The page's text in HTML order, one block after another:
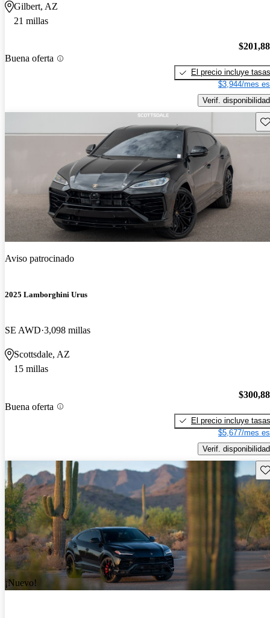
Gilbert, AZ
21 millas
Buena oferta
El precio incluye tasas
$3,944/mes
Verif. disponibilidad
Aviso patrocinado
2025 Lamborghini Urus
SE AWD 3,098 millas
Scottsdale, AZ
15 millas
Buena oferta
El precio incluye tasas
$5,677/mes
Verif. disponibilidad
¡Nuevo!